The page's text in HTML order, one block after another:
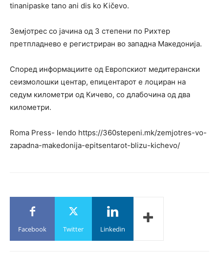
tinanipaske tano ani dis ko Kičevo.
Земјотрес со јачина од 3 степени по Рихтер
претпладнево е регистриран во западна Македонија.
Според информациите од Европскиот медитерански
сеизмолошки центар, епицентарот е лоциран на
седум километри од Кичево, со длабочина од два
километри.
Roma Press- lendo https://360stepeni.mk/zemjotres-vo-
zapadna-makedonija-epitsentarot-blizu-kichevo/
Facebook Twitter Linkedin